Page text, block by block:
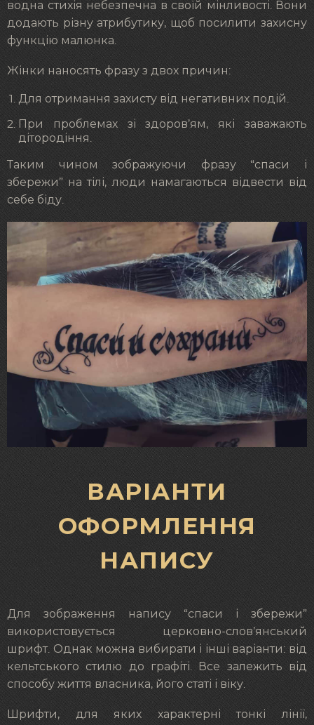
водна стихія небезпечна в своїй мінливості. Вони
додають різну атрибутику, щоб посилити захисну
функцію малюнка.
Жінки наносять фразу з двох причин:
Для отримання захисту від негативних подій.
При проблемах зі здоров’ям, які заважають
дітородіння.
Таким чином зображуючи фразу “спаси і
збережи” на тілі, люди намагаються відвести від
себе біду.
ВАРІАНТИ
ОФОРМЛЕННЯ
НАПИСУ
Для зображення напису “спаси і збережи”
використовується церковно-слов’янський
шрифт. Однак можна вибирати і інші варіанти: від
кельтського стилю до графіті. Все залежить від
способу життя власника, його статі і віку.
Шрифти, для яких характерні тонкі лінії,